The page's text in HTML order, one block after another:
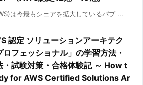
は今最もシェアを拡大しているパブ ...
認定 ソリューションアーキテク
ロフェッショナル」の学習方法・
・試験対策・合格体験記 ～ How t
for AWS Certified Solutions Ar